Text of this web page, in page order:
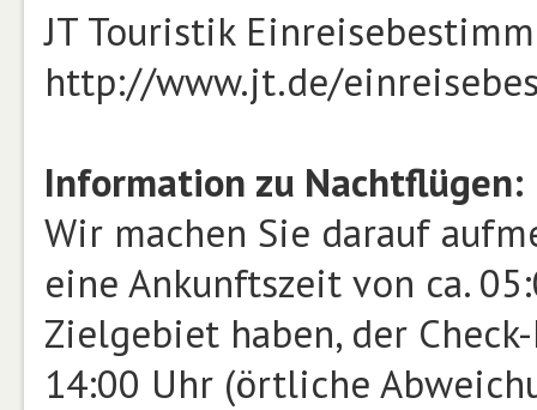
JT Touristik
http://www.jt.de/
Information zu Nachtflügen:
Wir machen Sie darauf
eine Ankunftszeit von ca.
Zielgebiet haben, der
14:00 Uhr (örtliche